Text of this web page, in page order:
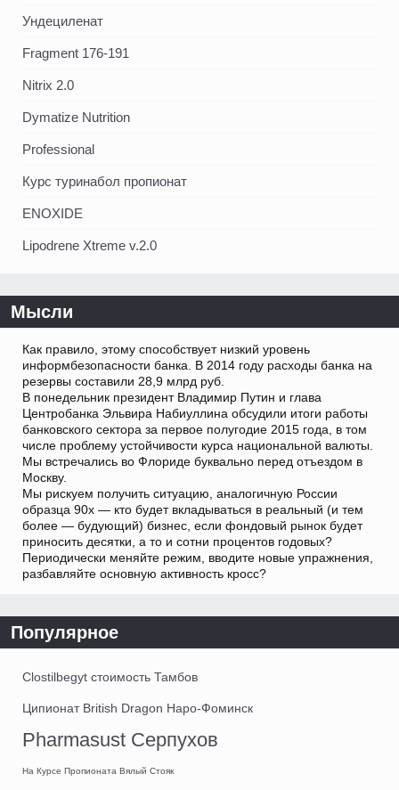
Ундециленат
Fragment 176-191
Nitrix 2.0
Dymatize Nutrition
Professional
Курс туринабол пропионат
ENOXIDE
Lipodrene Xtreme v.2.0
Мысли
Как правило, этому способствует низкий уровень
информбезопасности банка. В 2014 году расходы банка на
резервы составили 28,9 млрд руб.
В понедельник президент Владимир Путин и глава
Центробанка Эльвира Набиуллина обсудили итоги работы
банковского сектора за первое полугодие 2015 года, в том
числе проблему устойчивости курса национальной валюты.
Мы встречались во Флориде буквально перед отъездом в
Москву.
Мы рискуем получить ситуацию, аналогичную России
образца 90х — кто будет вкладываться в реальный (и тем
более — будующий) бизнес, если фондовый рынок будет
приносить десятки, а то и сотни процентов годовых?
Периодически меняйте режим, вводите новые упражнения,
разбавляйте основную активность кросс?
Популярное
Clostilbegyt стоимость Тамбов
Ципионат British Dragon Наро-Фоминск
Pharmasust Серпухов
На Курсе Пропионата Вялый Стояк